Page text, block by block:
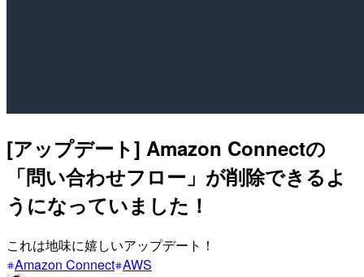
[アップデート] Amazon Connectの
「問い合わせフロー」が削除できるよ
うになっていました！
これは地味に嬉しいアップデート！
Amazon Connect AWS